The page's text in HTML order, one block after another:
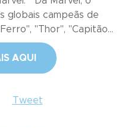
globais campeãs de
"Thor", "Capitão...
AQUI
Tweet